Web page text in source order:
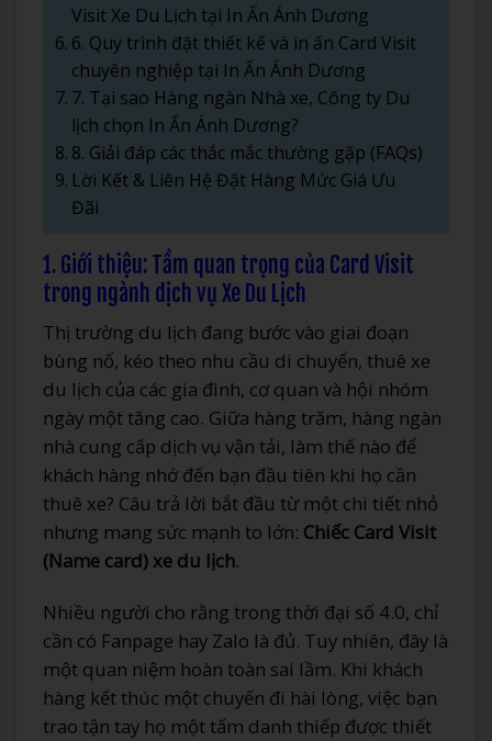
Visit Xe Du Lịch tại In Ấn Ánh Dương
6. Quy trình đặt thiết kế và in ấn Card Visit
chuyên nghiệp tại In Ấn Ánh Dương
7. Tại sao Hàng ngàn Nhà xe, Công ty Du
lịch chọn In Ấn Ánh Dương?
8. Giải đáp các thắc mắc thường gặp (FAQs)
Lời Kết & Liên Hệ Đặt Hàng Mức Giá Ưu
Đãi
1. Giới thiệu: Tầm quan trọng của Card Visit
trong ngành dịch vụ Xe Du Lịch
Thị trường du lịch đang bước vào giai đoạn
bùng nổ, kéo theo nhu cầu di chuyển, thuê xe
du lịch của các gia đình, cơ quan và hội nhóm
ngày một tăng cao. Giữa hàng trăm, hàng ngàn
nhà cung cấp dịch vụ vận tải, làm thế nào để
khách hàng nhớ đến bạn đầu tiên khi họ cần
thuê xe? Câu trả lời bắt đầu từ một chi tiết nhỏ
nhưng mang sức mạnh to lớn: Chiếc Card Visit
(Name card) xe du lịch.
Nhiều người cho rằng trong thời đại số 4.0, chỉ
cần có Fanpage hay Zalo là đủ. Tuy nhiên, đây là
một quan niệm hoàn toàn sai lầm. Khi khách
hàng kết thúc một chuyến đi hài lòng, việc bạn
trao tận tay họ một tấm danh thiếp được thiết